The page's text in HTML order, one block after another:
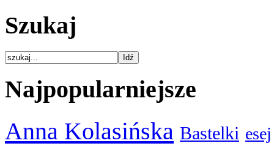
Szukaj
Najpopularniejsze
Anna Kolasińska Bastelki esej